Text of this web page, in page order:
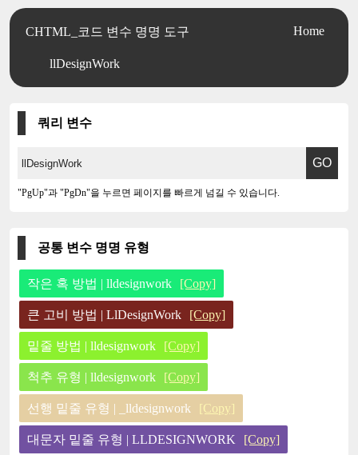
CHTML_코드 변수 명명 도구
llDesignWork
Home
쿼리 변수
"PgUp"과 "PgDn"을 누르면 페이지를 빠르게 넘길 수 있습니다.
공통 변수 명명 유형
작은 혹 방법 | lldesignwork [Copy]
큰 고비 방법 | LlDesignWork [Copy]
밑줄 방법 | lldesignwork [Copy]
척추 유형 | lldesignwork [Copy]
선행 밑줄 유형 | _lldesignwork [Copy]
대문자 밑줄 유형 | LLDESIGNWORK [Copy]